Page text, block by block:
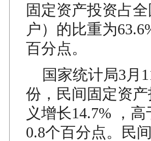
固定资产投资占
户）的比重为
百分点。
国家统计局3月
份，民间固定资
义增长14.7% ，
0.8个百分点。民